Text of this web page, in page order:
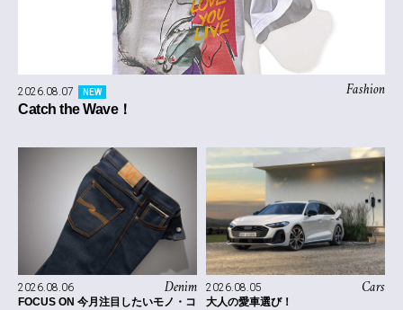
Fashion
2026.08.07 NEW
Catch the Wave！
Denim
2026.08.06
FOCUS ON 今月注目したいモノ・コ
Cars
2026.08.05
大人の愛車選び！